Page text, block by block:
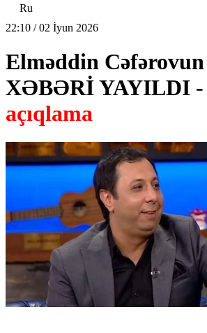
Ru
22:10 / 02 İyun 2026
Elməddin
XƏBƏRİ YAYILDI -
açıqlama